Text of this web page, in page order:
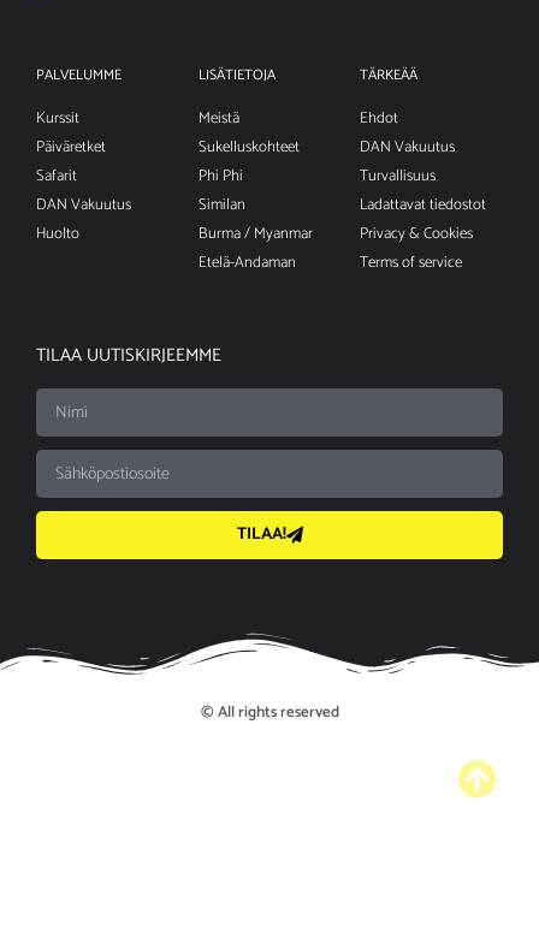
PALVELUMME
Kurssit
Päiväretket
Safarit
DAN Vakuutus
Huolto
LISÄTIETOJA
Meistä
Sukelluskohteet
Phi Phi
Similan
Burma / Myanmar
Etelä-Andaman
TÄRKEÄÄ
Ehdot
DAN Vakuutus
Turvallisuus
Ladattavat tiedostot
Privacy & Cookies
Terms of service
TILAA UUTISKIRJEEMME
TILAA!
© All rights reserved